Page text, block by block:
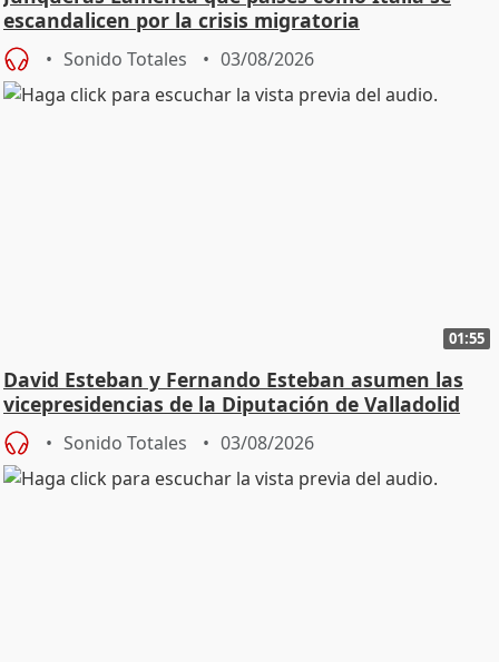
escandalicen por la crisis migratoria
Sonido Totales 03/08/2026
01:55
David Esteban y Fernando Esteban asumen las
vicepresidencias de la Diputación de Valladolid
Sonido Totales 03/08/2026